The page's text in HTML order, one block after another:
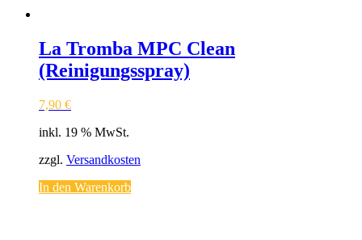
La Tromba MPC Clean
(Reinigungsspray)
7,90 €
inkl. 19 % MwSt.
zzgl. Versandkosten
In den Warenkorb